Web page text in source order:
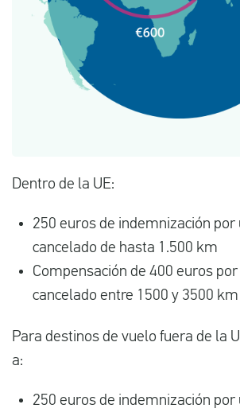
Dentro de la UE:
250 euros de indemnización por
cancelado de hasta 1.500 km
Compensación de 400 euros
cancelado entre 1500 y 3500 km
Para destinos de vuelo fuera de la
a:
250 euros de indemnización por